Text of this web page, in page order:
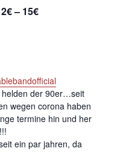
– 15€
helden der 90er…seit
wegen corona haben
termine hin und her
ein par jahren, da